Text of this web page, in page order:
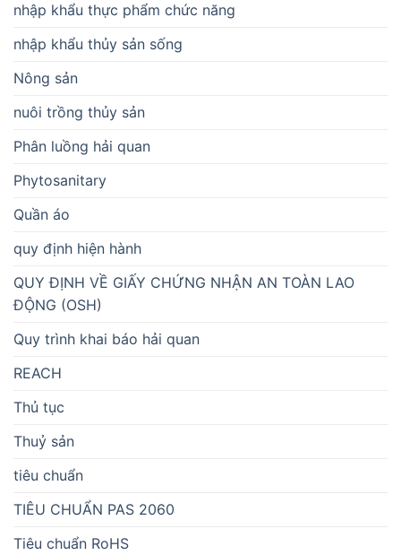
nhập khẩu thực phẩm chức năng
nhập khẩu thủy sản sống
Nông sản
nuôi trồng thủy sản
Phân luồng hải quan
Phytosanitary
Quần áo
quy định hiện hành
QUY ĐỊNH VỀ GIẤY CHỨNG NHẬN AN TOÀN LAO
ĐỘNG (OSH)
Quy trình khai báo hải quan
REACH
Thủ tục
Thuỷ sản
tiêu chuẩn
TIÊU CHUẨN PAS 2060
Tiêu chuẩn RoHS